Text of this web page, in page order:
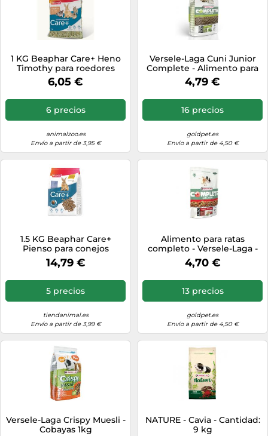
1 KG Beaphar Care+ Heno
Timothy para roedores
6,05 €
6 precios
animalzoo.es
Envío a partir de 3,95 €
Versele-Laga Cuni Junior
Complete - Alimento para
conejos jóvenes 500g
4,79 €
16 precios
goldpet.es
Envío a partir de 4,50 €
1.5 KG Beaphar Care+
Pienso para conejos
14,79 €
5 precios
tiendanimal.es
Envío a partir de 3,99 €
Alimento para ratas
completo - Versele-Laga -
Cantidad: 500 g
4,70 €
13 precios
goldpet.es
Envío a partir de 4,50 €
Versele-Laga Crispy Muesli -
Cobayas 1kg
NATURE - Cavia - Cantidad:
9 kg